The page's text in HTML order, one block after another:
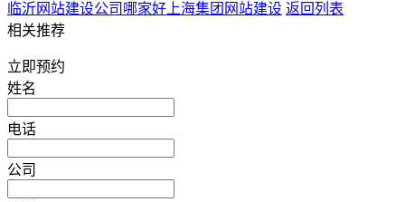
临沂网站建设公司哪家好 上海集团网站建设 返回列表
相关推荐
立即预约
姓名
电话
公司